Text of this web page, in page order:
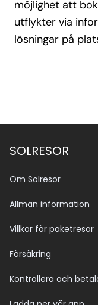
möjlighet att
utflykter via
lösningar på
SOLRESOR
Om Solresor
Allmän information
Villkor för paketresor
Försäkring
Kontrollera och